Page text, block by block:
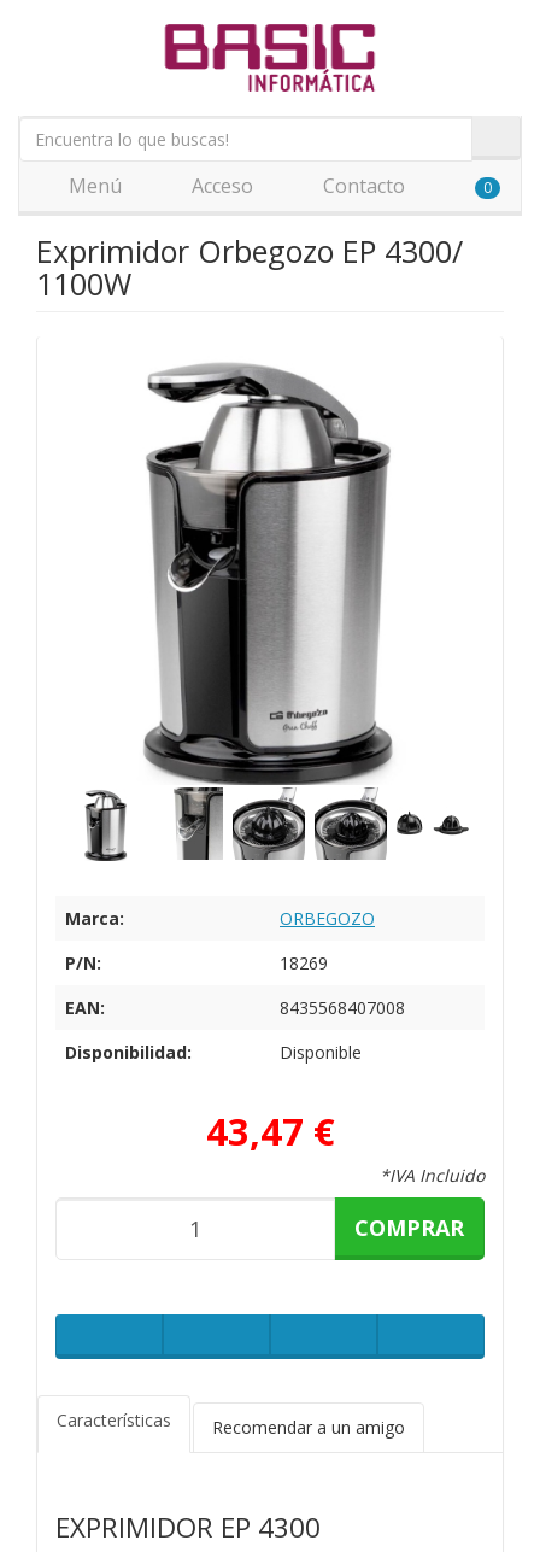
Menú Acceso Contacto 0
Exprimidor Orbegozo EP 4300/
1100W
Marca:
ORBEGOZO
P/N:
18269
EAN:
8435568407008
Disponibilidad:
Disponible
43,47 €
*IVA Incluido
COMPRAR
Características Recomendar a un amigo
EXPRIMIDOR EP 4300